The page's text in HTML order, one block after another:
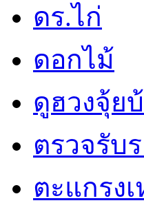
ดร.ไก่
ดอกไม้
ดูฮวงจุ้ย
ตรวจรับ
ตะแกรง